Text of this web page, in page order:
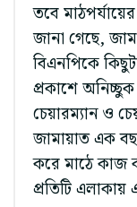
তবে
জানা গেছে,
বিএনপিকে
প্রকাশে
চেয়ারম্যান ও
জামায়াত এক
করে মাঠে কাজ
প্রতিটি